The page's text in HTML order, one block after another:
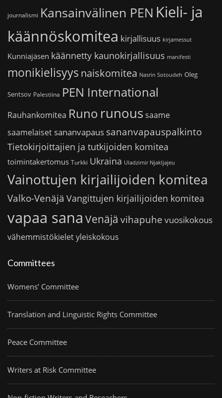
journalismi Kansainvälinen PEN Kieli- ja
käännöskomitea kirjallisuus kirjamessut
Kunniajäsen käännetty kaunokirjallisuus manifesti
monikielisyys naiskomitea Nasrin Sotoudeh Oleg
Sentsov Palestiina PEN International
Rauhankomitea Runo runoussaame
saamelaiset sananvapaus sananvapauspalkinto
Tietokirjoittajien ja tutkijoiden komitea
toimintakertomus Turkki Ukraina Uladzimir Njakljajeu
Vainottujen kirjailijoiden komitea
Valko-Venäjä Vangittujen kirjailijoiden komitea
vapaa sana Venäjä vihapuhe vuosikokous
vähemmistökieletyleiskokous
Committees
Womens’ Committee
Translation and Linguistic Rights Committee
Peace Committee
Writers at Risk Committee